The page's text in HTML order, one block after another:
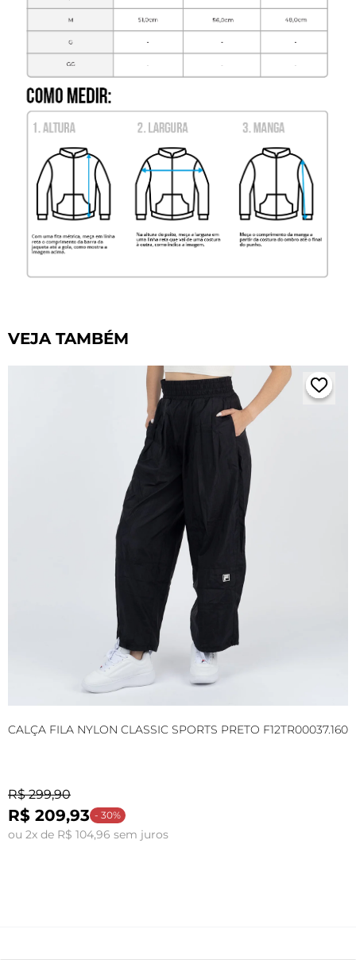
VEJA TAMBÉM
CALÇA FILA NYLON CLASSIC SPORTS PRETO F12TR00037.160
R$ 299,90
R$ 209,93 - 30%
ou 2x de R$ 104,96 sem juros